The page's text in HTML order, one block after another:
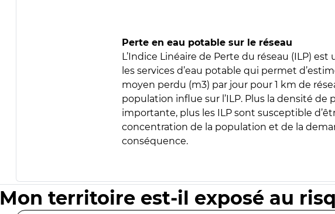
Perte en eau potable sur le réseau
L’Indice Linéaire de Perte du réseau (ILP)
les services d’eau potable qui permet
moyen perdu (m3) par jour pour 1 km de
population influe sur l’ILP. Plus la densité de
importante, plus les ILP sont susceptible
concentration de la population et de la
conséquence.
Mon territoire est-il exposé au